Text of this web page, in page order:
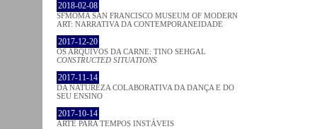
2018-02-08
SFMOMA SAN FRANCISCO MUSEUM OF MODERN
ART: NARRATIVA DA CONTEMPORANEIDADE
2017-12-20
OS ARQUIVOS DA CARNE: TINO SEHGAL
CONSTRUCTED SITUATIONS
2017-11-14
DA NATUREZA COLABORATIVA DA DANÇA E DO
SEU ENSINO
2017-10-14
ARTE PARA TEMPOS INSTÁVEIS